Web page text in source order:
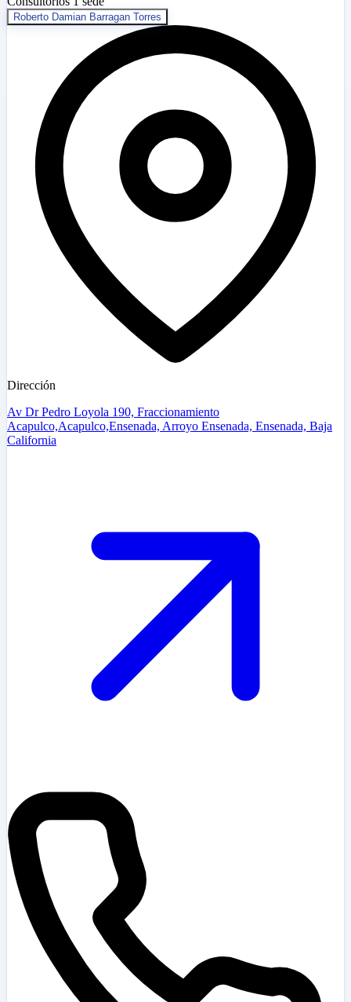
Roberto Damian Barragan Torres
Dirección
Av Dr Pedro Loyola 190, Fraccionamiento
Acapulco,Acapulco,Ensenada, Arroyo Ensenada, Ensenada, Baja
California